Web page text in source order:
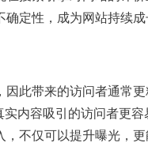
定性，成为网站持续成
此带来的访问者通常更
内容吸引的访问者更
不仅可以提升曝光，更